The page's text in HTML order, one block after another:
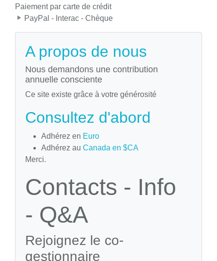
Paiement par carte de crédit
PayPal - Interac - Chèque
A propos de nous
Nous demandons une contribution
annuelle consciente
Ce site existe grâce à votre générosité
Consultez d'abord
Adhérez en Euro
Adhérez au Canada en $CA
Merci.
Contacts - Info
- Q&A
Rejoignez le co-
gestionnaire